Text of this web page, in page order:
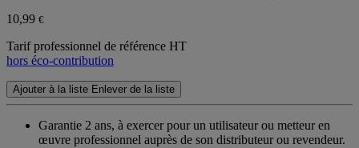
10,99 €
Tarif professionnel de référence HT
hors éco-contribution
Ajouter à la liste Enlever de la liste
Garantie 2 ans, à exercer pour un utilisateur ou metteur en
œuvre professionnel auprès de son distributeur ou revendeur.